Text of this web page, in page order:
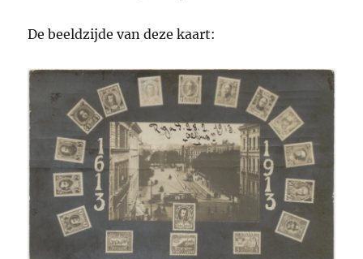
De beeldzijde van deze kaart: